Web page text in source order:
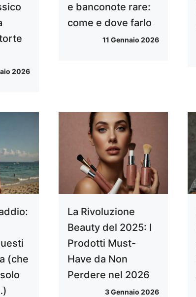
2026
e banconote rare:
come e dove farlo
11 Gennaio 2026
(che
La Rivoluzione
Beauty del 2025: I
Prodotti Must-
Have da Non
Perdere nel 2026
3 Gennaio 2026